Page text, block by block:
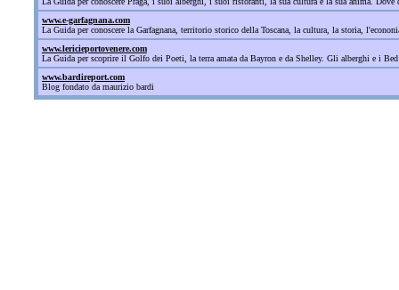
www.e-garfagnana.com
La Guida per conoscere la Garfagnana, territorio storico della Toscana, la cultura, la storia,
www.lericieportovenere.com
La Guida per scoprire il Golfo dei Poeti, la terra amata da Bayron e da Shelley. Gli alberghi e i
www.bardireport.com
Blog fondato da maurizio bardi